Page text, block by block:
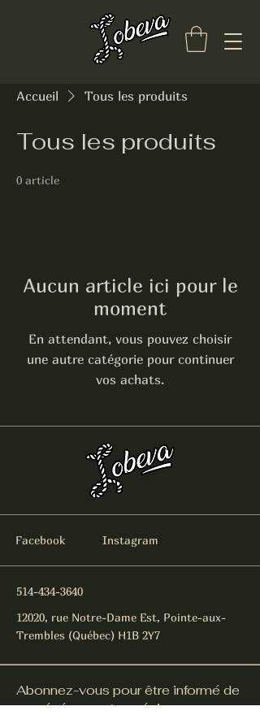
Accueil Tous les produits
Tous les produits
0 article
Aucun article ici pour le
moment
En attendant, vous pouvez choisir
une autre catégorie pour continuer
vos achats.
Facebook Instagram
514-434-3640
12020, rue Notre-Dame Est, Pointe-aux-
Trembles (Québec) H1B 2Y7
Abonnez-vous pour être informé de
nos événements spéciaux.